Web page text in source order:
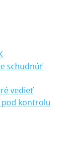
schudnúť
vedieť
kontrolu